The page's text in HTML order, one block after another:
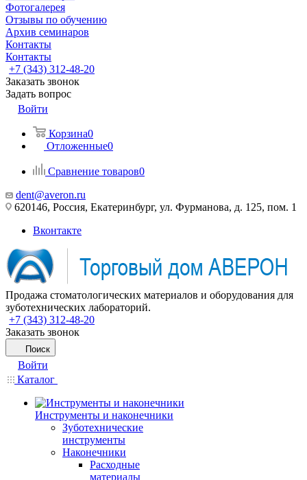
Фотогалерея
Отзывы по обучению
Архив семинаров
Контакты
Контакты
+7 (343) 312-48-20
Заказать звонок
Задать вопрос
Войти
Корзина0
Отложенные0
Сравнение товаров0
dent@averon.ru
620146, Россия, Екатеринбург, ул. Фурманова, д. 125, пом. 1
Вконтакте
Продажа стоматологических материалов и оборудования для
зуботехнических лабораторий.
+7 (343) 312-48-20
Заказать звонок
Поиск
Войти
Каталог
Инструменты и наконечники
Зуботехнические
инструменты
Наконечники
Расходные
материалы